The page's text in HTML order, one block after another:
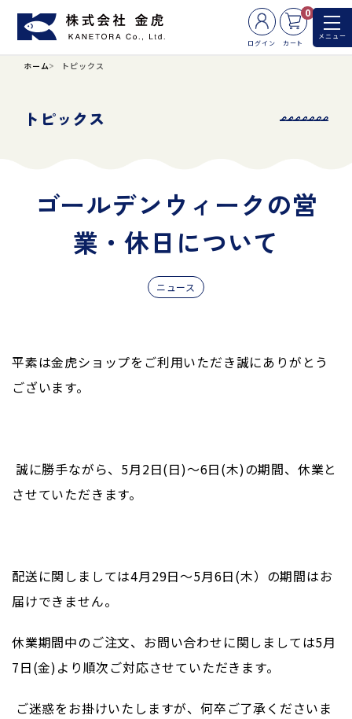
ログイン
0
カート
メニュー
ホーム トピックス
トピックス
ゴールデンウィークの営
業・休日について
ニュース
平素は金虎ショップをご利用いただき誠にありがとう
ございます。
誠に勝手ながら、5月2日(日)～6日(木)の期間、休業と
させていただきます。
配送に関しましては4月29日～5月6日(木）の期間はお
届けできません。
休業期間中のご注文、お問い合わせに関しましては5月
7日(金)より順次ご対応させていただきます。
ご迷惑をお掛けいたしますが、何卒ご了承くださいま